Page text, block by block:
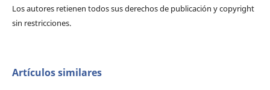
Los autores retienen todos sus derechos de publicación y copyright
sin restricciones.
Artículos similares